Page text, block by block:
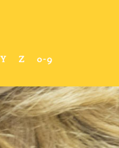
Y Z 0-9